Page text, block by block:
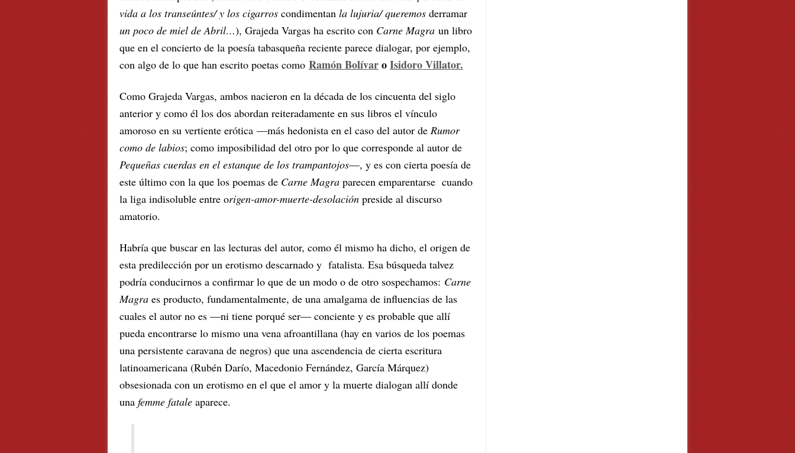
vida a los transeúntes/ y los cigarros condimentan la lujuria/ queremos derramar
un poco de miel de Abril…), Grajeda Vargas ha escrito con Carne Magra un libro
que en el concierto de la poesía tabasqueña reciente parece dialogar, por ejemplo,
con algo de lo que han escrito poetas como Ramón BolívaroIsidoro Villator.
Como Grajeda Vargas, ambos nacieron en la década de los cincuenta del siglo
anterior y como él los dos abordan reiteradamente en sus libros el vínculo
amoroso en su vertiente erótica —más hedonista en el caso del autor de Rumor
como de labios; como imposibilidad del otro por lo que corresponde al autor de
Pequeñas cuerdas en el estanque de los trampantojos—, y es con cierta poesía de
este último con la que los poemas de Carne Magra parecen emparentarse cuando
la liga indisoluble entre origen-amor-muerte-desolación preside al discurso
amatorio.
Habría que buscar en las lecturas del autor, como él mismo ha dicho, el origen de
esta predilección por un erotismo descarnado y fatalista. Esa búsqueda talvez
podría conducirnos a confirmar lo que de un modo o de otro sospechamos: Carne
Magra es producto, fundamentalmente, de una amalgama de influencias de las
cuales el autor no es —ni tiene porqué ser— conciente y es probable que allí
pueda encontrarse lo mismo una vena afroantillana (hay en varios de los poemas
una persistente caravana de negros) que una ascendencia de cierta escritura
latinoamericana (Rubén Darío, Macedonio Fernández, García Márquez)
obsesionada con un erotismo en el que el amor y la muerte dialogan allí donde
una femme fatale aparece.